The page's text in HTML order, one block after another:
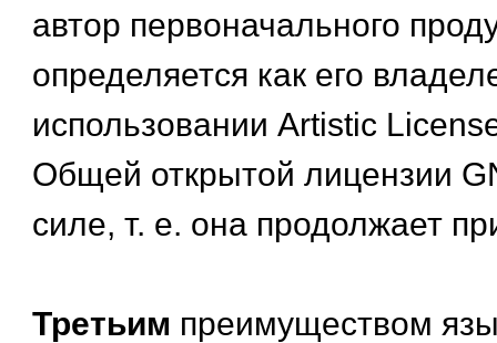
автор первоначального
определяется как его
использовании Artistic
Общей открытой лицензии
силе, т. е. она продолжает
Третьим преимуществом